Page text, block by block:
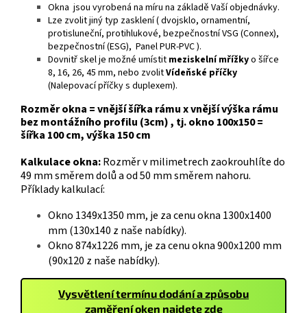
Okna jsou vyrobená na míru na základě Vaší objednávky.
Lze zvolit jiný typ zasklení ( dvojsklo, ornamentní,
protisluneční, protihlukové, bezpečnostní VSG (Connex),
bezpečnostní (ESG), Panel PUR-PVC ).
Dovnitř skel je možné umístit meziskelní mřížkyo šířce
8, 16, 26, 45 mm, nebo zvolitVídeňské příčky
(Nalepovací příčky s duplexem).
Rozměr okna = vnější šířka rámu x vnější výška rámu
bez montážního profilu (3cm) , tj. okno 100x150 =
šířka 100 cm, výška 150 cm
Kalkulace okna:Rozměr v milimetrech zaokrouhlíte do
49 mm směrem dolů a od 50 mm směrem nahoru.
Příklady kalkulací:
Okno 1349x1350 mm, je za cenu okna 1300x1400
mm (130x140 z naše nabídky).
Okno 874x1226 mm, je za cenu okna 900x1200 mm
(90x120 z naše nabídky).
Vysvětlení termínu dodání a způsobu
zaměření oken najdete zde